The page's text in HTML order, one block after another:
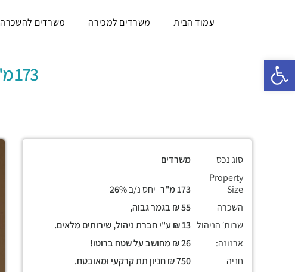
פתח סרגל נגישות
עמוד הבית משרדים למכירה משרדים להשכרה
173 מ"ר, משרד מפואר ומושקע
סוג נכס
משרדים
Property
Size
יחס נ/ב
השכרה
שרות׳ הניהול
ארנונה:
חניה